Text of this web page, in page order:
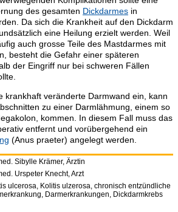
des gesamten Dickdarmes in
Da sich die Krankheit auf den Dickdarm
eine Heilung erzielt werden. Weil
auch grosse Teile des Mastdarmes mit
besteht die Gefahr einer späteren
der Eingriff nur bei schweren Fällen
krankhaft veränderte Darmwand ein, kann
zu einer Darmlähmung, einem so
kommen. In diesem Fall muss das
entfernt und vorübergehend ein
(Anus praeter) angelegt werden.
Sibylle Krämer, Ärztin
Urspeter Knecht, Arzt
ulcerosa, Kolitis ulzerosa, chronisch entzündliche
Darmerkrankungen, Dickdarmkrebs